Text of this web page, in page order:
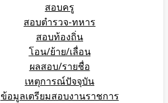
สอบครู
สอบตำรวจ-ทหาร
สอบท้องถิ่น
โอน/ย้าย/เลื่อน
ผลสอบ/รายชื่อ
เหตุการณ์ปัจจุบัน
ข้อมูลเตรียมสอบงานราชการ